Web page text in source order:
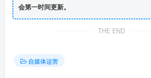
会第一时间更新。
THE END
自媒体运营